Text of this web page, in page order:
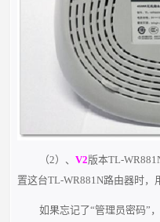
（2）、 V2版本TL-
置这台TL-WR881N路由器时，
如果忘记了“管理员密码”